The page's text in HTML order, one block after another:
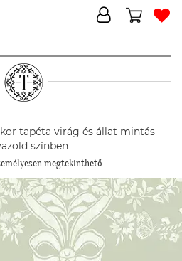
tapéta virág és állat mintás
színben
megtekinthető